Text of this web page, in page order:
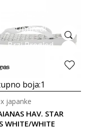
Uporedi
Brzi Pregled
boja:1
HAV. STAR
WHITE/WHITE
japanke